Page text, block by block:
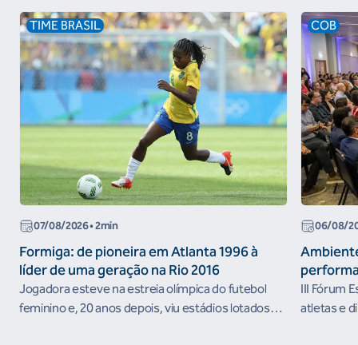
TIME BRASIL
07/08/2026• 2min
Formiga: de pioneira em Atlanta 1996 à
líder de uma geração na Rio 2016
Jogadora esteve na estreia olímpica do futebol
feminino e, 20 anos depois, viu estádios lotados
COB
06/08/
III Fórum
atletas e